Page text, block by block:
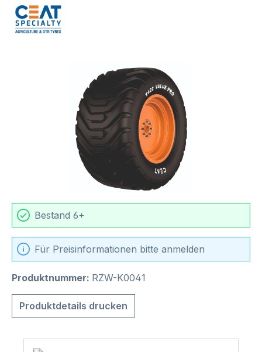
Bildergalerie überspringen
Bestand 6+
Für Preisinformationen bitte anmelden
Produktnummer: RZW-K0041
Produktdetails drucken